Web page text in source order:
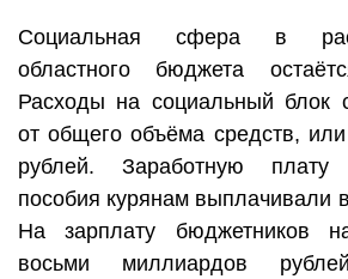
Социальная сфера в
областного бюджета
Расходы на социальный блок
от общего объёма средств,
рублей. Заработную
пособия курянам выплачивали
На зарплату бюджетников
восьми миллиардов